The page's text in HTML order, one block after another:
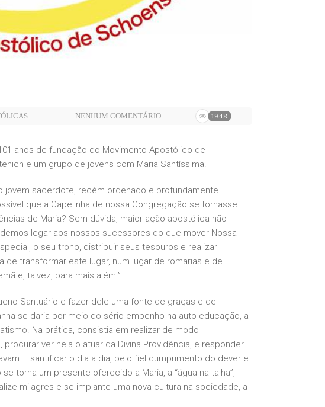
NENHUM COMENTÁRIO 1948
anos de fundação do Movimento Apostólico de
e um grupo de jovens com Maria Santíssima.
jovem sacerdote, recém ordenado e profundamente
que a Capelinha de nossa Congregação se tornasse
de Maria? Sem dúvida, maior ação apostólica não
legar aos nossos sucessores do que mover Nossa
o seu trono, distribuir seus tesouros e realizar
transformar este lugar, num lugar de romarias e de
e, talvez, para mais além.”
Santuário e fazer dele uma fonte de graças e de
se daria por meio do sério empenho na auto-educação, a
Na prática, consistia em realizar de modo
ver nela o atuar da Divina Providência, e responder
– santificar o dia a dia, pelo fiel cumprimento do dever e
torna um presente oferecido a Maria, a “água na talha”,
milagres e se implante uma nova cultura na sociedade, a